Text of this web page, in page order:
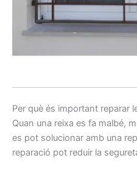
Per què és important reparar
Quan una reixa es fa malbé,
es pot solucionar amb una
reparació pot reduir la